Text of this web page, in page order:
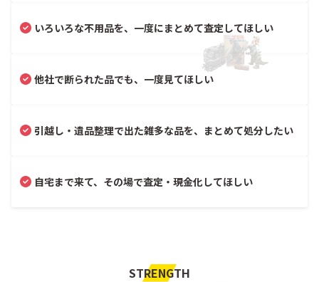
いろいろな不用品を、一度にまとめて査定してほしい
他社で断られた品でも、一度見てほしい
引越し・遺品整理で出た雑多な品を、まとめて処分したい
自宅まで来て、その場で査定・現金化してほしい
STRENGTH